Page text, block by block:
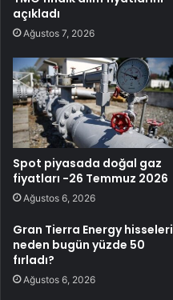
açıkladı
Ağustos 7, 2026
Spot piyasada doğal gaz
fiyatları -26 Temmuz 2026
Ağustos 6, 2026
Gran Tierra Energy hisseleri
neden bugün yüzde 50
fırladı?
Ağustos 6, 2026